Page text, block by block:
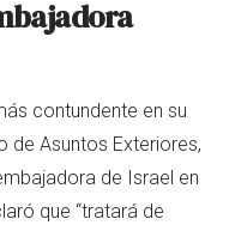
contundente en su
de Asuntos Exteriores,
de Israel en
que “tratará de